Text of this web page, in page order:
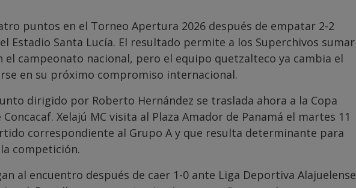
puntos en el Torneo Apertura 2026 después de empatar 2-2
Estadio Santa Lucía. El resultado permite a los Superchivos sumar
el campeonato nacional, pero el equipo quetzalteco ya cambia el
en su próximo compromiso internacional.
dirigido por Roberto Hernández se traslada ahora a la Copa
Xelajú MC visita al Plaza Amador de Panamá el martes 11
correspondiente al Grupo A y que resulta determinante para
competición.
al encuentro después de caer 1-0 ante Liga Deportiva Alajuelense